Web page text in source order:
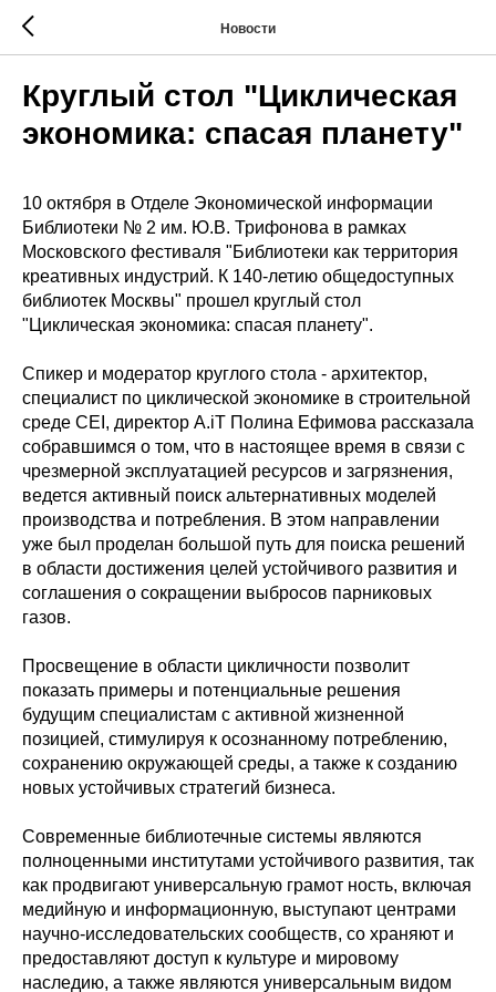
Новости
Круглый стол "Циклическая
экономика: спасая планету"
10 октября в Отделе Экономической информации
Библиотеки № 2 им. Ю.В. Трифонова в рамках
Московского фестиваля "Библиотеки как территория
креативных индустрий. К 140-летию общедоступных
библиотек Москвы" прошел круглый стол
"Циклическая экономика: спасая планету".
Спикер и модератор круглого стола - архитектор,
специалист по циклической экономике в строительной
среде CEI, директор A.iT Полина Ефимова рассказала
собравшимся о том, что в настоящее время в связи с
чрезмерной эксплуатацией ресурсов и загрязнения,
ведется активный поиск альтернативных моделей
производства и потребления. В этом направлении
уже был проделан большой путь для поиска решений
в области достижения целей устойчивого развития и
соглашения о сокращении выбросов парниковых
газов.
Просвещение в области цикличности позволит
показать примеры и потенциальные решения
будущим специалистам с активной жизненной
позицией, стимулируя к осознанному потреблению,
сохранению окружающей среды, а также к созданию
новых устойчивых стратегий бизнеса.
Современные библиотечные системы являются
полноценными институтами устойчивого развития, так
как продвигают универсальную грамот ность, включая
медийную и информационную, выступают центрами
научно-исследовательских сообществ, со храняют и
предоставляют доступ к культуре и мировому
наследию, а также являются универсальным видом